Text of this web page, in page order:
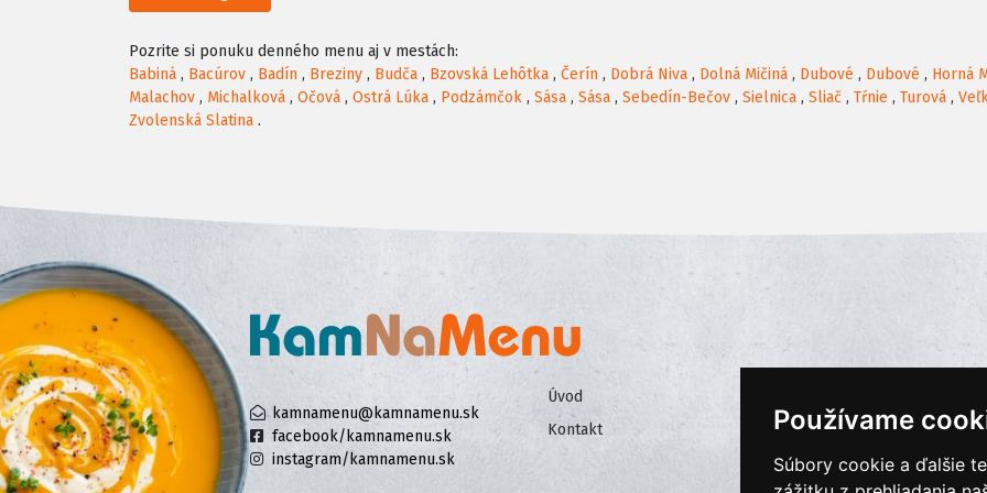
Používame
Súbory cookie a ďalšie
Pozrite si ponuku denného menu aj v mestách:
Babiná , Bacúrov , Badín , Breziny , Budča , Bzovská Lehôtka , Čerín , Dobrá Niva , Dolná Mičiná , Dubové , Dubové , Horná
Malachov , Michalková , Očová , Ostrá Lúka , Podzámčok , Sása , Sása , Sebedín-Bečov , Sielnica , Sliač , Tŕnie , Turová ,
Zvolenská Slatina .
kamnamenu@kamnamenu.sk
facebook/kamnamenu.sk
instagram/kamnamenu.sk
Úvod
Kontakt
Ochrana osobných údajov
Cookies